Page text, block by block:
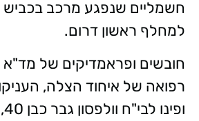
למחלף ראשון דרום.
חובשים ופראמדיקים של מד"א
רפואה של איחוד הצלה, העניקו